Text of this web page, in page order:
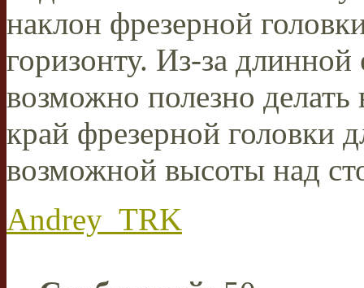
наклон фрезерной
горизонту. Из-за
возможно полезно
край фрезерной головки
возможной высоты над
Andrey_TRK